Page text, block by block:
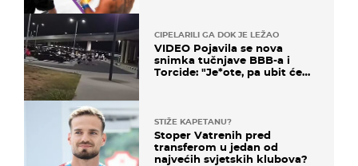
CIPELARILI GA DOK JE LEŽAO
VIDEO Pojavila se nova
snimka tučnjave BBB-a i
Torcide: "Je*ote, pa ubit će
STIŽE KAPETANU?
Stoper Vatrenih pred
transferom u jedan od
najvećih svjetskih klubova?